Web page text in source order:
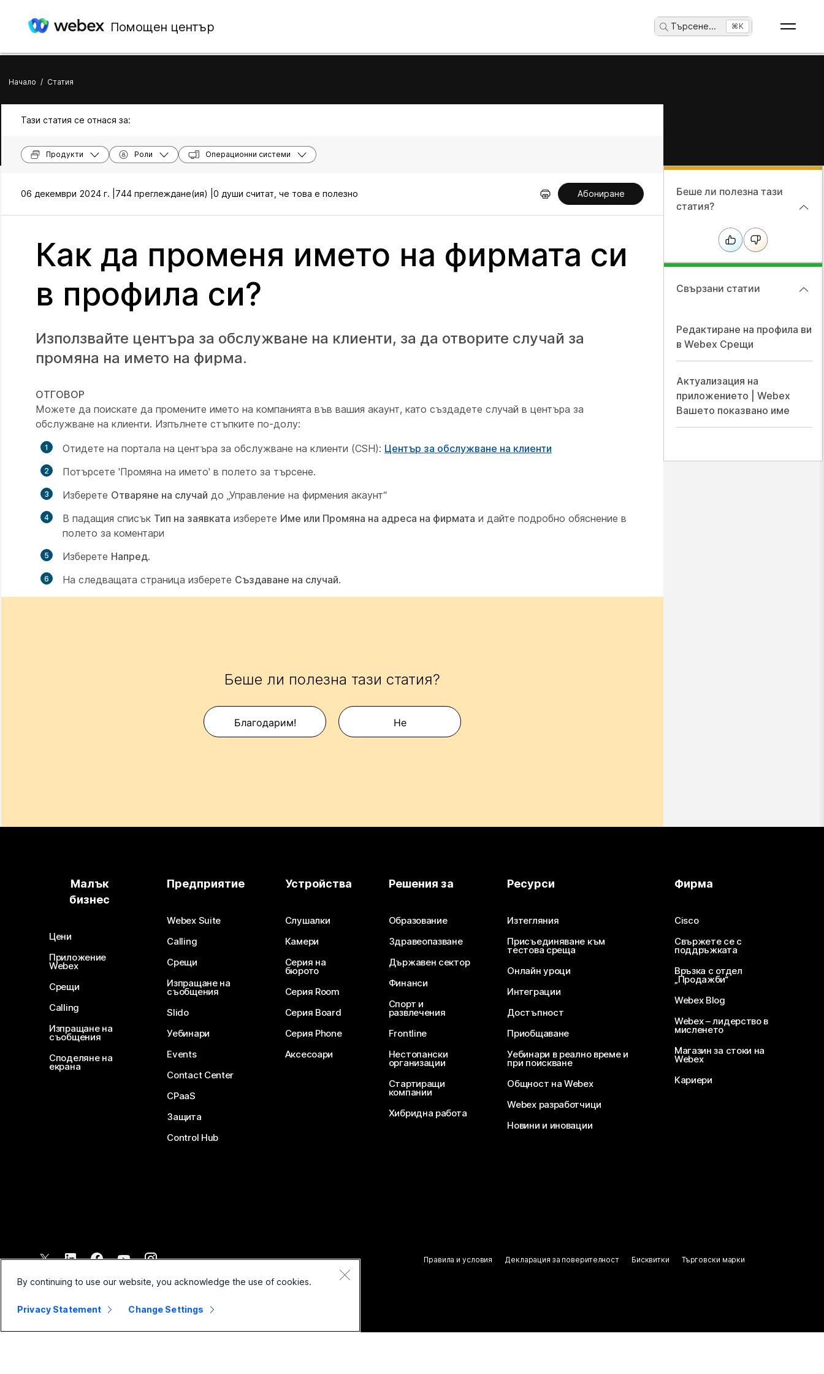
Помощен център Търсене... ⌘K
Начало / Статия
Тази статия се отнася за:
Продукти Роли Операционни системи
06 декември 2024 г. | 744 преглеждане(ия) | 0 души считат, че това е полезно Абониране
Как да променя името на фирмата си
в профила си?
Използвайте центъра за обслужване на клиенти, за да отворите случай за
промяна на името на фирма.
ОТГОВОР
Можете да поискате да промените името на компанията във вашия акаунт, като създадете случай в центъра за
обслужване на клиенти. Изпълнете стъпките по-долу:
Отидете на портала на центъра за обслужване на клиенти (CSH): Център за обслужване на клиенти
Потърсете 'Промяна на името' в полето за търсене.
Изберете Отваряне на случай до „Управление на фирмения акаунт“
В падащия списък Тип на заявката изберете Име или Промяна на адреса на фирмата и дайте подробно обяснение в
полето за коментари
Изберете Напред.
На следващата страница изберете Създаване на случай.
Беше ли полезна тази статия?
Благодарим! Не
Беше ли полезна тази
статия?
Свързани статии
Редактиране на профила ви
в Webex Срещи
Актуализация на
приложението | Webex
Вашето показвано име
Малък
бизнес
Цени
Приложение
Webex
Срещи
Calling
Изпращане на
съобщения
Споделяне на
екрана
Предприятие
Webex Suite
Calling
Срещи
Изпращане на
съобщения
Slido
Уебинари
Events
Contact Center
CPaaS
Защита
Control Hub
Устройства
Слушалки
Камери
Серия на
бюрото
Серия Room
Серия Board
Серия Phone
Аксесоари
Решения за
Образование
Здравеопазване
Държавен сектор
Финанси
Спорт и
развлечения
Frontline
Нестопански
организации
Стартиращи
компании
Хибридна работа
Ресурси
Изтегляния
Присъединяване към
тестова среща
Онлайн уроци
Интеграции
Достъпност
Приобщаване
Уебинари в реално време и
при поискване
Общност на Webex
Webex разработчици
Новини и иновации
Фирма
Cisco
Свържете се с
поддръжката
Връзка с отдел
„Продажби“
Webex Blog
Webex – лидерство в
мисленето
Магазин за стоки на
Webex
Кариери
2026 Cisco и/или техните филиали. Всички права запазени.
Правила и условия Декларация за поверителност Бисквитки Търговски марки
By continuing to use our website, you acknowledge the use of cookies.
Privacy Statement Change Settings